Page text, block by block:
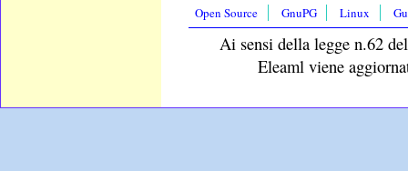
Open Source GnuPG Linux
Ai sensi della legge n.62
Eleaml viene